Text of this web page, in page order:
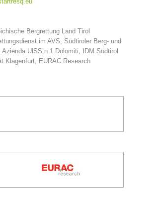
Bergrettung Land Tirol
im AVS, Südtiroler Berg- und
Azienda UlSS n.1 Dolomiti, IDM Südtirol
Klagenfurt, EURAC Research